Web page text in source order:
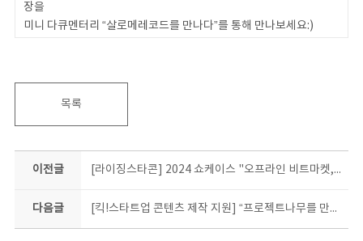
장을
미니 다큐멘터리 “살로메레코드를 만나다”를 통해 만나보세요:)
목록
이전글 [라이징스타콘] 2024 쇼케이스 "오프라인 비트마켓, 싸이퍼, 뮤지션 공연"
다음글 [킥!스타트업 콘텐츠 제작 지원] “프로젝트나무를 만나다” | 미니다큐 | 충북콘텐츠코리아랩